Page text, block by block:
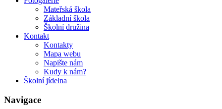
Mateřská škola
Základní škola
Školní družina
Kontakt
Kontakty
Mapa webu
Napište nám
Kudy k nám?
Školní jídelna
Navigace